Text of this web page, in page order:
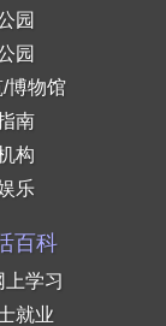
园
园
博物馆
南
构
乐
百科
上学习
就业